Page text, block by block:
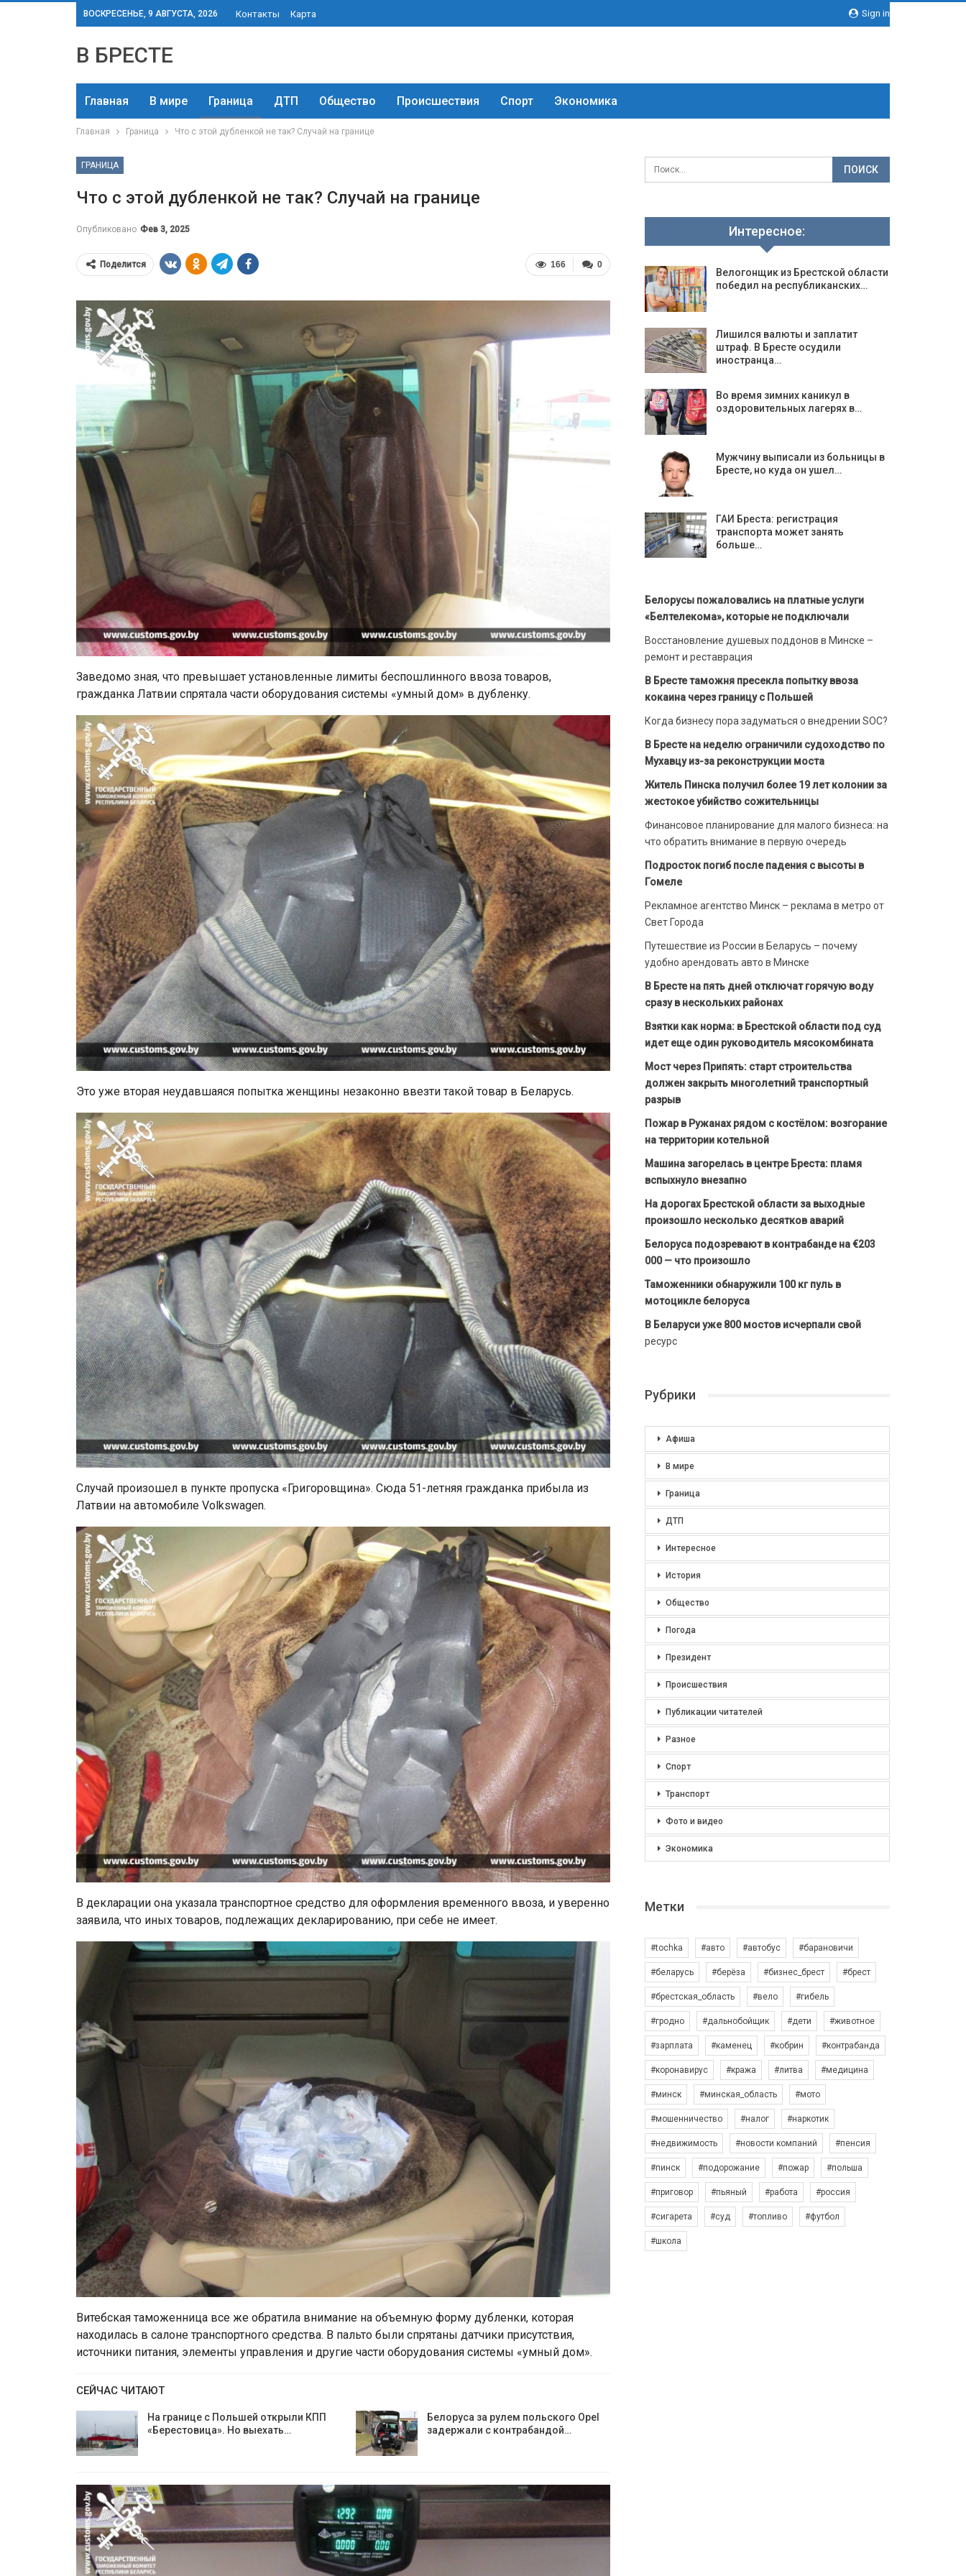
Sign in
ВОСКРЕСЕНЬЕ, 9 АВГУСТА, 2026 Контакты Карта
В БРЕСТЕ
Главная В мире Граница ДТП Общество Происшествия Спорт Экономика
Главная Граница Что с этой дубленкой не так? Случай на границе
ГРАНИЦА
Что с этой дубленкой не так? Случай на границе
Опубликовано Фев 3, 2025
0
166
Поделится
Заведомо зная, что превышает установленные лимиты беспошлинного ввоза товаров,
гражданка Латвии спрятала части оборудования системы «умный дом» в дубленку.
Это уже вторая неудавшаяся попытка женщины незаконно ввезти такой товар в Беларусь.
Случай произошел в пункте пропуска «Григоровщина». Сюда 51-летняя гражданка прибыла из
Латвии на автомобиле Volkswagen.
В декларации она указала транспортное средство для оформления временного ввоза, и уверенно
заявила, что иных товаров, подлежащих декларированию, при себе не имеет.
Витебская таможенница все же обратила внимание на объемную форму дубленки, которая
находилась в салоне транспортного средства. В пальто были спрятаны датчики присутствия,
источники питания, элементы управления и другие части оборудования системы «умный дом».
СЕЙЧАС ЧИТАЮТ
На границе с Польшей открыли КПП
«Берестовица». Но выехать…
Белоруса за рулем польского Opel
задержали с контрабандой…
Интересное:
Велогонщик из Брестской области
победил на республиканских…
Лишился валюты и заплатит
штраф. В Бресте осудили
иностранца…
Во время зимних каникул в
оздоровительных лагерях в…
Мужчину выписали из больницы в
Бресте, но куда он ушел…
ГАИ Бреста: регистрация
транспорта может занять
больше…
Белорусы пожаловались на платные услуги
«Белтелекома», которые не подключали
Восстановление душевых поддонов в Минске –
ремонт и реставрация
В Бресте таможня пресекла попытку ввоза
кокаина через границу с Польшей
Когда бизнесу пора задуматься о внедрении SOC?
В Бресте на неделю ограничили судоходство по
Мухавцу из-за реконструкции моста
Житель Пинска получил более 19 лет колонии за
жестокое убийство сожительницы
Финансовое планирование для малого бизнеса: на
что обратить внимание в первую очередь
Подросток погиб после падения с высоты в
Гомеле
Рекламное агентство Минск – реклама в метро от
Свет Города
Путешествие из России в Беларусь – почему
удобно арендовать авто в Минске
В Бресте на пять дней отключат горячую воду
сразу в нескольких районах
Взятки как норма: в Брестской области под суд
идет еще один руководитель мясокомбината
Мост через Припять: старт строительства
должен закрыть многолетний транспортный
разрыв
Пожар в Ружанах рядом с костёлом: возгорание
на территории котельной
Машина загорелась в центре Бреста: пламя
вспыхнуло внезапно
На дорогах Брестской области за выходные
произошло несколько десятков аварий
Белоруса подозревают в контрабанде на €203
000 — что произошло
Таможенники обнаружили 100 кг пуль в
мотоцикле белоруса
В Беларуси уже 800 мостов исчерпали свой
ресурс
Рубрики
Афиша
В мире
Граница
ДТП
Интересное
История
Общество
Погода
Президент
Происшествия
Публикации читателей
Разное
Спорт
Транспорт
Фото и видео
Экономика
Метки
#tochka #авто #автобус #барановичи
#беларусь #берёза #бизнес_брест #брест
#брестская_область #вело #гибель
#гродно #дальнобойщик #дети #животное
#зарплата #каменец #кобрин #контрабанда
#коронавирус #кража #литва #медицина
#минск #минская_область #мото
#мошенничество #налог #наркотик
#недвижимость #новости компаний #пенсия
#пинск #подорожание #пожар #польша
#приговор #пьяный #работа #россия
#сигарета #суд #топливо #футбол
#школа